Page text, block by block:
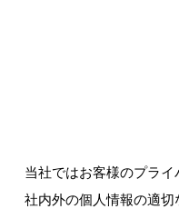
当社ではお客様のプラ
社内外の個人情報の適切